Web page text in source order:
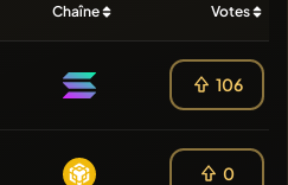
Chaîne Votes
106
0